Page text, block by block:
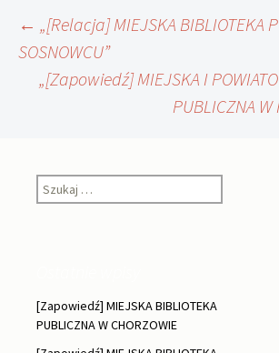
Nawigacja
wpisu
← „[Relacja] MIEJSKA BIBLIOTEKA
SOSNOWCU”
„[Zapowiedź] MIEJSKA I
PUBLICZNA W
Szukaj:
[Zapowiedź] MIEJSKA BIBLIOTEKA
PUBLICZNA W CHORZOWIE